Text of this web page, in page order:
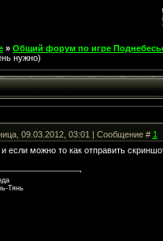
» Общий форум по игре
нужно)
09.03.2012, 03:01 | Сообщение #1
если можно то как отправить
Тянь